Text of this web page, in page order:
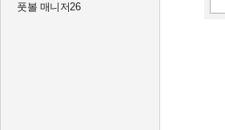
풋볼 매니저26